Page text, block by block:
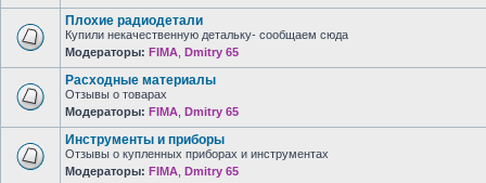
Плохие радиодетали
Купили некачественную детальку- сообщаем сюда
Модераторы: FIMA Dmitry 65
Расходные материалы
Отзывы о товарах
Модераторы: FIMA Dmitry 65
Инструменты и приборы
Отзывы о купленных приборах и инструментах
Модераторы: FIMA Dmitry 65